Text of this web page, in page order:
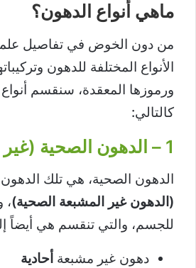
ماهي أنواع الدهون؟
من دون الخوض في تفاصيل
الأنواع المختلفة للدهون
ورموزها المعقدة، سنقسم
كالتالي:
1 – الدهون الصحية (غير المشبعة)
الدهون الصحية، هي تلك الدهون
(الدهون غير المشبعة الصحية)،
للجسم، والتي تنقسم هي أيضاً
دهون غير مشبعة أحادية